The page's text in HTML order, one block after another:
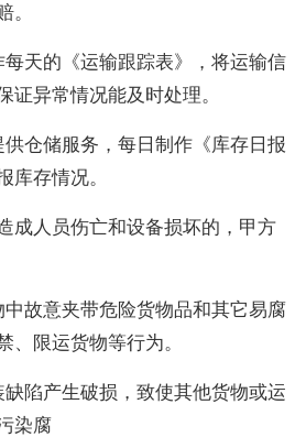
。
天的《运输跟踪表》，将运输信
证异常情况能及时处理。
仓储服务，每日制作《库存日报
库存情况。
成人员伤亡和设备损坏的，甲方
故意夹带危险货物品和其它易腐
、限运货物等行为。
陷产生破损，致使其他货物或运
染腐